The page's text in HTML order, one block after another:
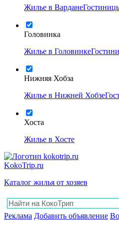
Жилье в Вардане
Головинка
Жилье в Головинке
Нижняя Хобза
Жилье в Нижней Хобзе
Хоста
Жилье в Хосте
KokoTrip.ru
Каталог жилья от хозяев
Реклама Добавить объявление